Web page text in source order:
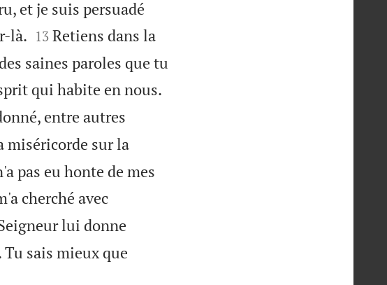
et je suis persuadé
là.
13 Retiens dans la
saines paroles que tu
qui habite en nous.
entre autres
miséricorde sur la
pas eu honte de mes
cherché avec
lui donne
sais mieux que